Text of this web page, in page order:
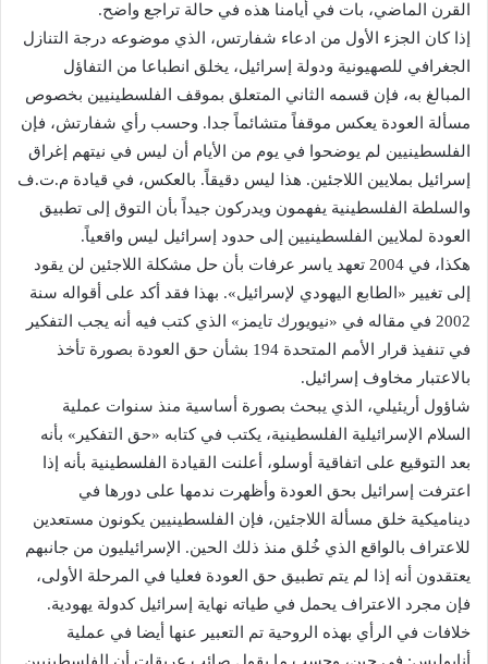
القرن الماضي، بات في أيامنا هذه في حالة تراجع واضح.
إذا كان الجزء الأول من ادعاء شفارتس، الذي موضوعه درجة التنازل
الجغرافي للصهيونية ودولة إسرائيل، يخلق انطباعا من التفاؤل
المبالغ به، فإن قسمه الثاني المتعلق بموقف الفلسطينيين بخصوص
مسألة العودة يعكس موقفاً متشائماً جدا. وحسب رأي شفارتش، فإن
الفلسطينيين لم يوضحوا في يوم من الأيام أن ليس في نيتهم إغراق
إسرائيل بملايين اللاجئين. هذا ليس دقيقاً. بالعكس، في قيادة م.ت.ف
والسلطة الفلسطينية يفهمون ويدركون جيداً بأن التوق إلى تطبيق
العودة لملايين الفلسطينيين إلى حدود إسرائيل ليس واقعياً.
هكذا، في 2004 تعهد ياسر عرفات بأن حل مشكلة اللاجئين لن يقود
إلى تغيير «الطابع اليهودي لإسرائيل». بهذا فقد أكد على أقواله سنة
2002 في مقاله في «نيويورك تايمز» الذي كتب فيه أنه يجب التفكير
في تنفيذ قرار الأمم المتحدة 194 بشأن حق العودة بصورة تأخذ
بالاعتبار مخاوف إسرائيل.
شاؤول أريئيلي، الذي يبحث بصورة أساسية منذ سنوات عملية
السلام الإسرائيلية الفلسطينية، يكتب في كتابه «حق التفكير» بأنه
بعد التوقيع على اتفاقية أوسلو، أعلنت القيادة الفلسطينية بأنه إذا
اعترفت إسرائيل بحق العودة وأظهرت ندمها على دورها في
ديناميكية خلق مسألة اللاجئين، فإن الفلسطينيين يكونون مستعدين
للاعتراف بالواقع الذي خُلق منذ ذلك الحين. الإسرائيليون من جانبهم
يعتقدون أنه إذا لم يتم تطبيق حق العودة فعليا في المرحلة الأولى،
فإن مجرد الاعتراف يحمل في طياته نهاية إسرائيل كدولة يهودية.
خلافات في الرأي بهذه الروحية تم التعبير عنها أيضا في عملية